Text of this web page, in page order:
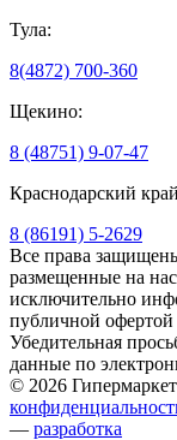
Тула:
8(4872) 700-360
Щекино:
8 (48751) 9-07-47
Краснодарский
8 (86191) 5-2629
Все права
размещенные на
исключительно
публичной офертой
Убедительная
данные по
© 2026
— разработка